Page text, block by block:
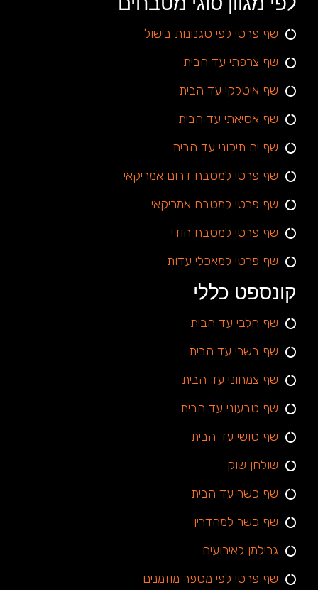
שף פרטי לפי סגנונות בישול
שף צרפתי עד הבית
שף איטלקי עד הבית
שף אסיאתי עד הבית
שף ים תיכוני עד הבית
שף פרטי למטבח דרום אמריקאי
שף פרטי למטבח אמריקאי
שף פרטי למטבח הודי
שף פרטי למאכלי עדות
קונספט כללי
שף חלבי עד הבית
שף בשרי עד הבית
שף צמחוני עד הבית
שף טבעוני עד הבית
שף סושי עד הבית
שולחן שוק
שף כשר עד הבית
שף כשר למהדרין
גרילמן לאירועים
שף פרטי לפי מספר מוזמנים